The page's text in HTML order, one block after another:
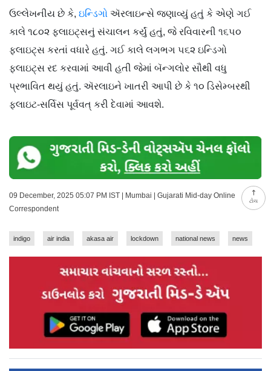
ટોચ
ઉલ્લેખનીય છે કે, ઇન્ડિગો ઍરલાઇન્સે જણાવ્યું હતું કે એણે ગઈ
કાલે ૧૮૦૨ ફ્લાઇટ્સનું સંચાલન કર્યું હતું, જે રવિવારની ૧૬૫૦
ફ્લાઇટ્સ કરતાં વધારે હતું. ગઈ કાલે લગભગ ૫૬૨ ઇન્ડિગો
ફ્લાઇટ્સ રદ કરવામાં આવી હતી જેમાં બૅન્ગલોર સૌથી વધુ
પ્રભાવિત થયું હતું. ઍરલાઇને ખાતરી આપી છે કે ૧૦ ડિસેમ્બરથી
ફ્લાઇટ-સર્વિસ પૂર્વવત્ કરી દેવામાં આવશે.
09 December, 2025 05:07 PM IST | Mumbai | Gujarati Mid-day Online
Correspondent
indigo air india akasa air lockdown national news news